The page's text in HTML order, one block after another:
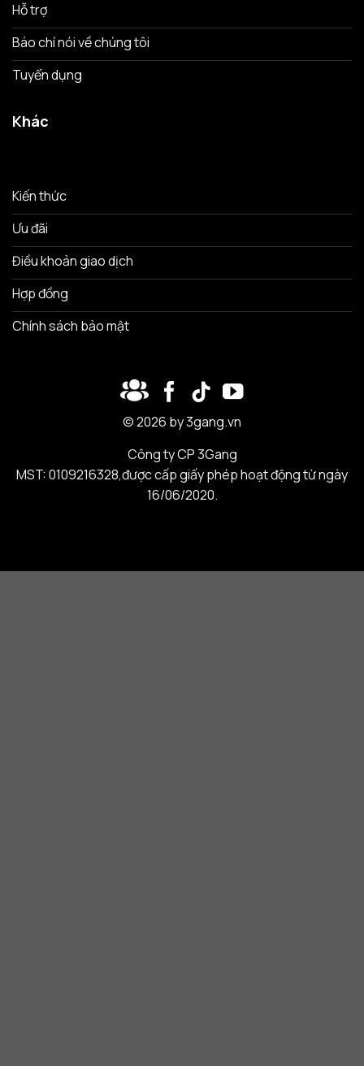
Hỗ trợ
Báo chí nói về chúng tôi
Tuyển dụng
Khác
Kiến thức
Ưu đãi
Điều khoản giao dịch
Hợp đồng
Chính sách bảo mật
© 2026 by 3gang.vn
Công ty CP 3Gang
MST: 0109216328,được cấp giấy phép hoạt động từ ngày
16/06/2020.